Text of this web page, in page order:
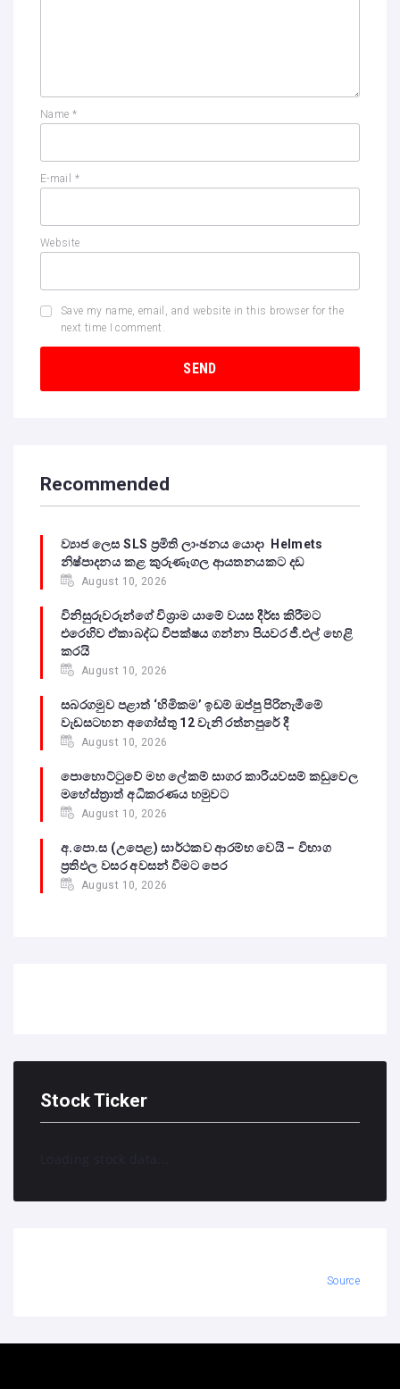
Name *
E-mail *
Website
Save my name, email, and website in this browser for the
next time I comment.
Recommended
ව්‍යාජ ලෙස SLS ප්‍රමිති ලාංඡනය යොදා Helmets
නිෂ්පාදනය කළ කුරුණෑගල ආයතනයකට දඩ
August 10, 2026
විනිසුරුවරුන්ගේ විශ්‍රාම යාමේ වයස දීර්ඝ කිරීමට
එරෙහිව ඒකාබද්ධ විපක්ෂය ගන්නා පියවර ජී.එල් හෙළි
කරයි
August 10, 2026
සබරගමුව පළාත් ‘හිමිකම’ ඉඩම් ඔප්පු පිරිනැමීමේ
වැඩසටහන අගෝස්තු 12 වැනි රත්නපුරේ දී
August 10, 2026
පොහොට්ටුවේ මහ ලේකම් සාගර කාරියවසම් කඩුවෙල
මහේස්ත්‍රාත් අධිකරණය හමුවට
August 10, 2026
අ.පො.ස (උපෙළ) සාර්ථකව ආරම්භ වෙයි – විභාග
ප්‍රතිඵල වසර අවසන් වීමට පෙර
August 10, 2026
Stock Ticker
Loading stock data...
Source